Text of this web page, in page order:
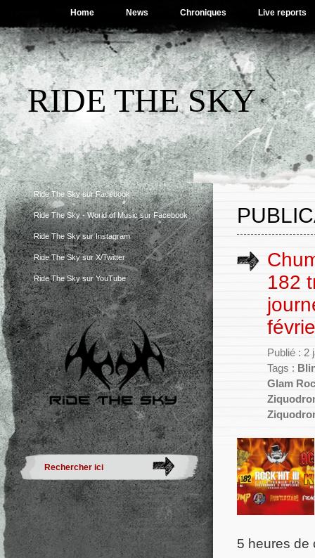
Home News Chroniques Live reports
RIDE THE SKY
Ride The Sky sur Facebook
Ride The Sky - World of Music sur Facebook
Ride The Sky sur Instagram
Ride The Sky sur X/Twitter
Ride The Sky sur YouTube
182
Publié : 2
Tags :
Glam
5 heures